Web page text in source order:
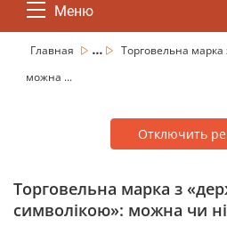
Меню
Главная ...
Торговельна
можна ...
Отключить
Торговельна марка з
символікою»: можна чи ні